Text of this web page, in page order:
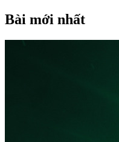
Bài mới nhất